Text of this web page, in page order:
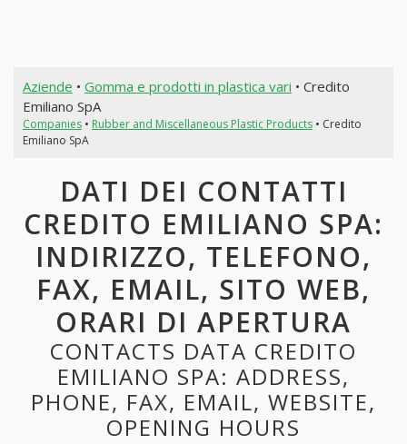
Aziende • Gomma e prodotti in plastica vari • Credito
Emiliano SpA
Companies• Rubber and Miscellaneous Plastic Products• Credito
Emiliano SpA
DATI DEI CONTATTI
CREDITO EMILIANO SPA:
INDIRIZZO, TELEFONO,
FAX, EMAIL, SITO WEB,
ORARI DI APERTURA
CONTACTS DATA CREDITO
EMILIANO SPA: ADDRESS,
PHONE, FAX, EMAIL, WEBSITE,
OPENING HOURS